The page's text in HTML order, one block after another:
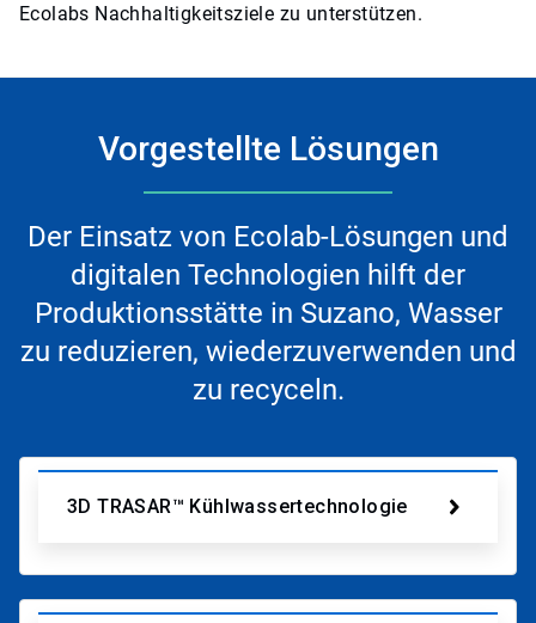
Ecolabs Nachhaltigkeitsziele zu unterstützen.
Vorgestellte Lösungen
Der Einsatz von Ecolab-Lösungen und
digitalen Technologien hilft der
Produktionsstätte in Suzano, Wasser
zu reduzieren, wiederzuverwenden und
zu recyceln.
3D TRASAR™ Kühlwassertechnologie